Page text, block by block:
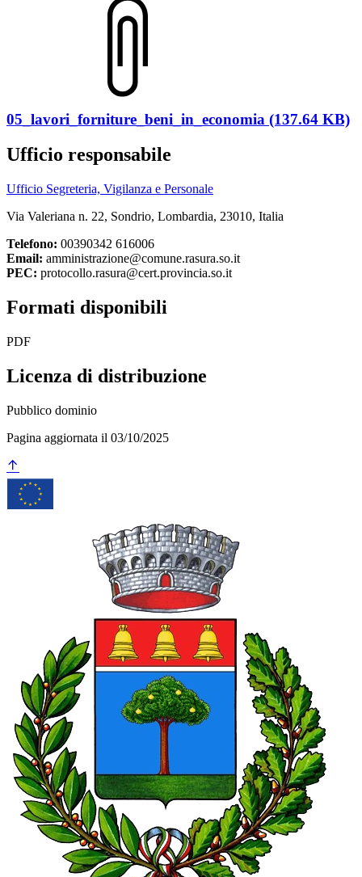
05_lavori_forniture_beni_in_economia (137.64 KB)
Ufficio responsabile
Ufficio Segreteria, Vigilanza e Personale
Via Valeriana n. 22, Sondrio, Lombardia, 23010, Italia
Telefono: 00390342 616006
Email: amministrazione@comune.rasura.so.it
PEC: protocollo.rasura@cert.provincia.so.it
Formati disponibili
PDF
Licenza di distribuzione
Pubblico dominio
Pagina aggiornata il 03/10/2025